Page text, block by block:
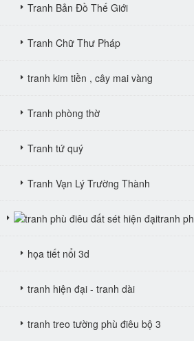
Tranh Bản Đồ Thế Giới
Tranh Chữ Thư Pháp
tranh kim tiền , cây mai vàng
Tranh phòng thờ
Tranh tứ quý
Tranh Vạn Lý Trường Thành
tranh
họa tiết nổi 3d
tranh hiện đại - tranh dài
tranh treo tường phù điêu bộ 3